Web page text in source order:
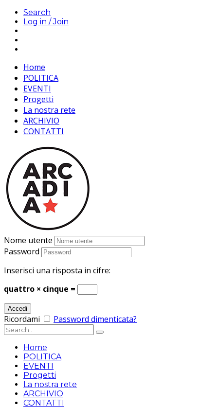
Search
Log in / Join
Home
POLITICA
EVENTI
Progetti
La nostra rete
ARCHIVIO
CONTATTI
Nome utente
Password
Inserisci una risposta in cifre:
quattro × cinque =
Ricordami Password dimenticata?
Home
POLITICA
EVENTI
Progetti
La nostra rete
ARCHIVIO
CONTATTI